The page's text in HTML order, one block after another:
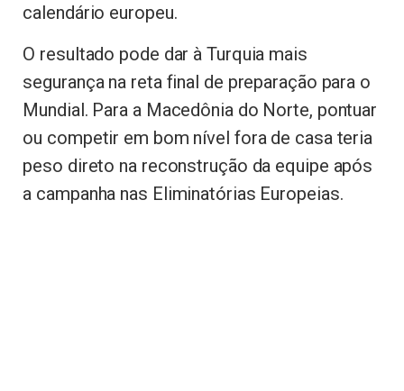
calendário europeu.
O resultado pode dar à Turquia mais
segurança na reta final de preparação para o
Mundial. Para a Macedônia do Norte, pontuar
ou competir em bom nível fora de casa teria
peso direto na reconstrução da equipe após
a campanha nas Eliminatórias Europeias.